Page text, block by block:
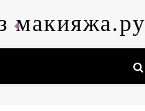
макияжа.ру